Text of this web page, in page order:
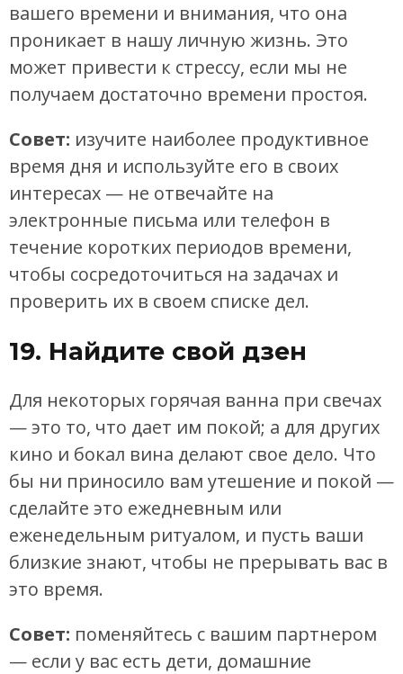
вашего времени и внимания, что она
проникает в нашу личную жизнь. Это
может привести к стрессу, если мы не
получаем достаточно времени простоя.
Совет: изучите наиболее продуктивное
время дня и используйте его в своих
интересах — не отвечайте на
электронные письма или телефон в
течение коротких периодов времени,
чтобы сосредоточиться на задачах и
проверить их в своем списке дел.
19. Найдите свой дзен
Для некоторых горячая ванна при свечах
— это то, что дает им покой; а для других
кино и бокал вина делают свое дело. Что
бы ни приносило вам утешение и покой —
сделайте это ежедневным или
еженедельным ритуалом, и пусть ваши
близкие знают, чтобы не прерывать вас в
это время.
Совет: поменяйтесь с вашим партнером
— если у вас есть дети, домашние